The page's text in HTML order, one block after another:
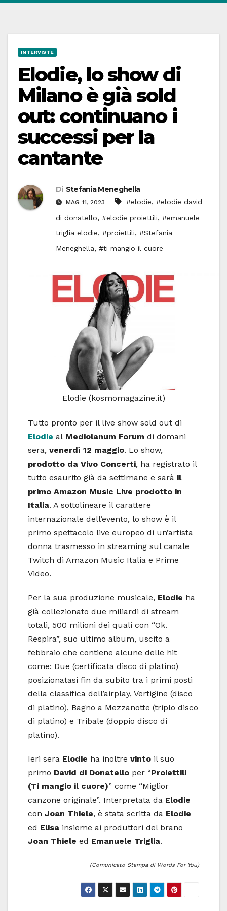
INTERVISTE
Elodie, lo show di
Milano è già sold
out: continuano i
successi per la
cantante
Di Stefania Meneghella
MAG 11, 2023 #elodie, #elodie david
di donatello, #elodie proiettili, #emanuele
triglia elodie, #proiettili, #Stefania
Meneghella, #ti mangio il cuore
Elodie (kosmomagazine.it)
Tutto pronto per il live show sold out di
Elodie al Mediolanum Forum di domani
sera, venerdì 12 maggio. Lo show,
prodotto da Vivo Concerti, ha registrato il
tutto esaurito già da settimane e sarà il
primo Amazon Music Live prodotto in
Italia. A sottolineare il carattere
internazionale dell’evento, lo show è il
primo spettacolo live europeo di un’artista
donna trasmesso in streaming sul canale
Twitch di Amazon Music Italia e Prime
Video.
Per la sua produzione musicale, Elodie ha
già collezionato due miliardi di stream
totali, 500 milioni dei quali con “Ok.
Respira”, suo ultimo album, uscito a
febbraio che contiene alcune delle hit
come: Due (certificata disco di platino)
posizionatasi fin da subito tra i primi posti
della classifica dell’airplay, Vertigine (disco
di platino), Bagno a Mezzanotte (triplo disco
di platino) e Tribale (doppio disco di
platino).
Ieri sera Elodie ha inoltre vinto il suo
primo David di Donatello per “Proiettili
(Ti mangio il cuore)” come “Miglior
canzone originale”. Interpretata da Elodie
con Joan Thiele, è stata scritta da Elodie
ed Elisa insieme ai produttori del brano
Joan Thiele ed Emanuele Triglia.
(Comunicato Stampa di Words For You)